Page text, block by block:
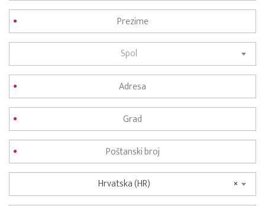
Spol
×
Hrvatska (HR)